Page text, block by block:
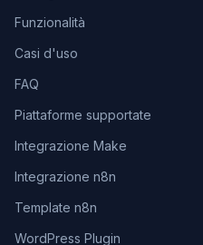
Funzionalità
Casi d'uso
FAQ
Piattaforme supportate
Integrazione Make
Integrazione n8n
Template n8n
WordPress Plugin